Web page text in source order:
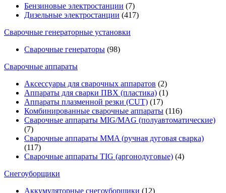
Бензиновые электростанции (7)
Дизельные электростанции (417)
Сварочные генераторные установки
Сварочные генераторы (98)
Сварочные аппараты
Аксессуары для сварочных аппаратов (2)
Аппараты для сварки ПВХ (пластика) (1)
Аппараты плазменной резки (CUT) (17)
Комбинированные сварочные аппараты (116)
Сварочные аппараты MIG/MAG (полуавтоматические)
(7)
Сварочные аппараты MMA (ручная дуговая сварка)
(117)
Сварочные аппараты TIG (аргонодуговые) (4)
Снегоуборщики
Аккумуляторные снегоуборщики (12)